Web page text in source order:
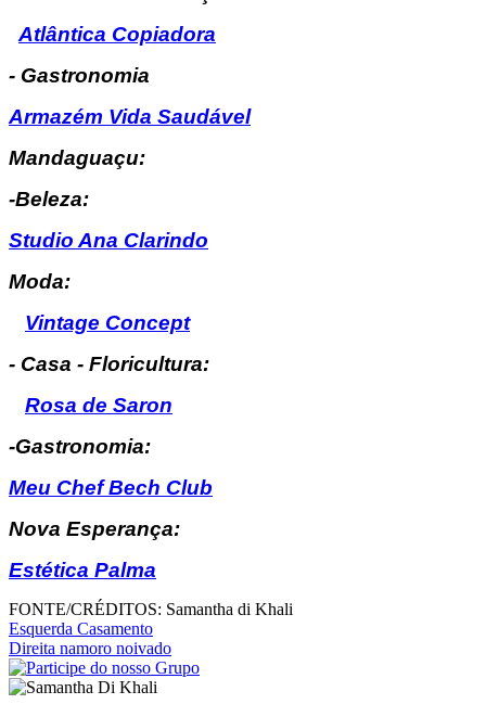
Atlântica Copiadora
- Gastronomia
Armazém Vida Saudável
Mandaguaçu:
-Beleza:
Studio Ana Clarindo
Moda:
Vintage Concept
- Casa - Floricultura:
Rosa de Saron
-Gastronomia:
Meu Chef Bech Club
Nova Esperança:
Estética Palma
FONTE/CRÉDITOS: Samantha di Khali
Esquerda Casamento
Direita namoro noivado